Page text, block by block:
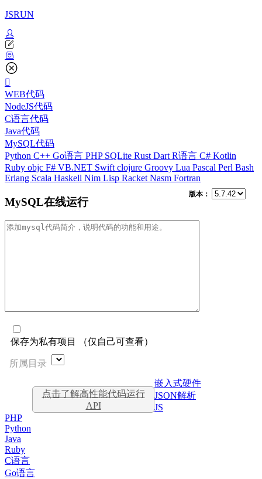
JSRUN
WEB代码
NodeJS代码
C语言代码
Java代码
MySQL代码
Python C++ Go语言 PHP SQLite Rust Dart R语言 C# Kotlin
Ruby objc F# VB.NET Swift clojure Groovy Lua Pascal Perl Bash
Erlang Scala Haskell Nim Lisp Racket Nasm Fortran
MySQL在线运行
版本：
保存为私有项目 （仅自己可查看）
所属目录
点击了解高性能代码运行
API
嵌入式硬件
JSON解析
JS
PHP
Python
Java
Ruby
C语言
Go语言